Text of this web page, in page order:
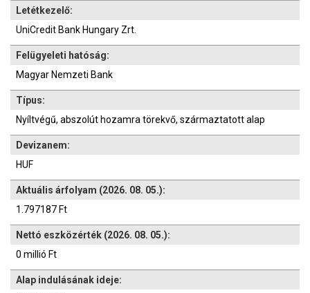
Letétkezelő:
UniCredit Bank Hungary Zrt.
Felügyeleti hatóság:
Magyar Nemzeti Bank
Típus:
Nyíltvégű, abszolút hozamra törekvő, származtatott alap
Devizanem:
HUF
Aktuális árfolyam (2026. 08. 05.):
1.797187 Ft
Nettó eszközérték (2026. 08. 05.):
0 millió Ft
Alap indulásának ideje: